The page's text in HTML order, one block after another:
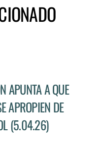
APUNTA A QUE
APROPIEN DE
(5.04.26)